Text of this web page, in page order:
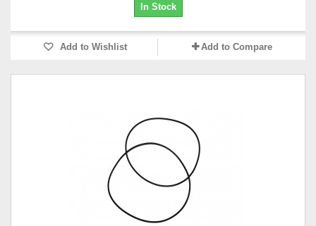
In Stock
Add to Wishlist Add to Compare